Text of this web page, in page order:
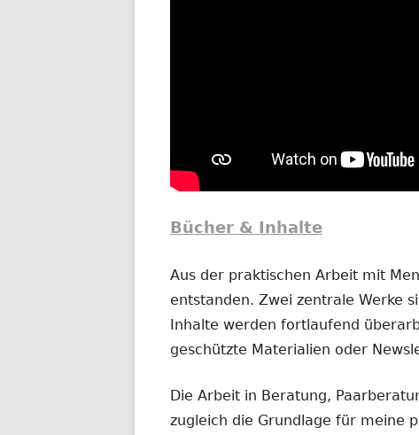
Bücher & Inhalte
Aus der praktischen Arbeit mit
entstanden. Zwei zentrale Werke
Inhalte werden fortlaufend
geschützte Materialien oder
Die Arbeit in Beratung,
zugleich die Grundlage für meine